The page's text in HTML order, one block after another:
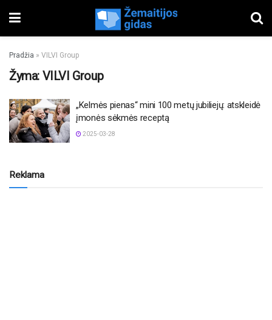
Pradžia » VILVI Group
Žyma: VILVI Group
„Kelmės pienas“ mini 100 metų jubiliejų: atskleidė
įmonės sėkmės receptą
2025-03-28
Reklama